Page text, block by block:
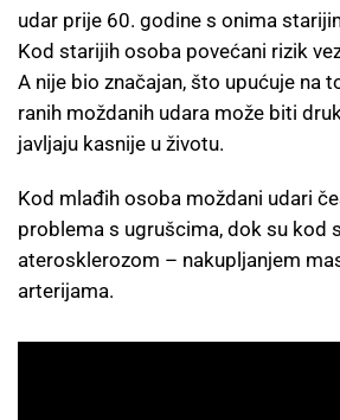
udar prije 60. godine s onima
Kod starijih osoba povećani rizik
A nije bio značajan, što upućuje na
ranih moždanih udara može biti
javljaju kasnije u životu.
Kod mlađih osoba moždani udari
problema s ugrušcima, dok su kod
aterosklerozom – nakupljanjem
arterijama.